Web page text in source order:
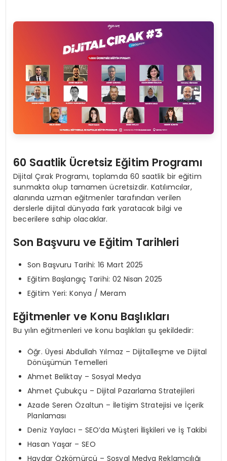
60 Saatlik Ücretsiz Eğitim Programı
Dijital Çırak Programı, toplamda 60 saatlik bir eğitim
sunmakta olup tamamen ücretsizdir. Katılımcılar,
alanında uzman eğitmenler tarafından verilen
derslerle dijital dünyada fark yaratacak bilgi ve
becerilere sahip olacaklar.
Son Başvuru ve Eğitim Tarihleri
Son Başvuru Tarihi: 16 Mart 2025
Eğitim Başlangıç Tarihi: 02 Nisan 2025
Eğitim Yeri: Konya / Meram
Eğitmenler ve Konu Başlıkları
Bu yılın eğitmenleri ve konu başlıkları şu şekildedir:
Öğr. Üyesi Abdullah Yılmaz – Dijitalleşme ve Dijital
Dönüşümün Temelleri
Ahmet Beliktay – Sosyal Medya
Ahmet Çubukçu – Dijital Pazarlama Stratejileri
Azade Seren Özaltun – İletişim Stratejisi ve İçerik
Planlaması
Deniz Yaylacı – SEO’da Müşteri İlişkileri ve İş Takibi
Hasan Yaşar – SEO
Haydar Özkömürcü – Sosyal Medya Reklamcılığı